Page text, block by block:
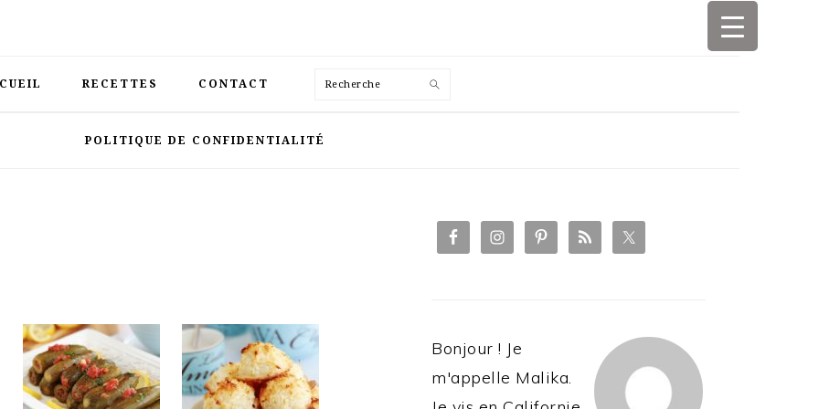
RECETTES CONTACT Recherche
POLITIQUE DE CONFIDENTIALITÉ
PRIMARY
SIDEBAR
Bonjour ! Je
m'appelle Malika.